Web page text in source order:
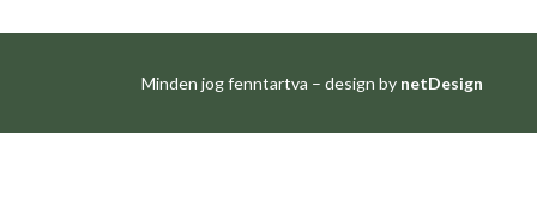
Minden jog fenntartva – design by netDesign